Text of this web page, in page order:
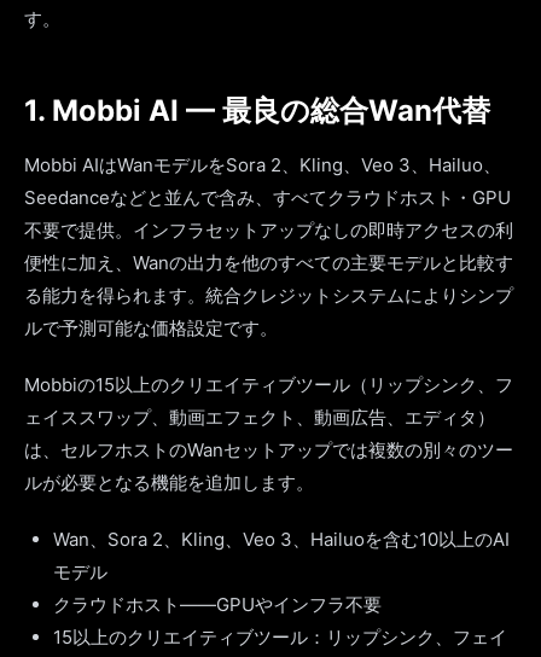
す。
1. Mobbi AI — 最良の総合Wan代替
Mobbi AIはWanモデルをSora 2、Kling、Veo 3、Hailuo、
Seedanceなどと並んで含み、すべてクラウドホスト・GPU
不要で提供。インフラセットアップなしの即時アクセスの利
便性に加え、Wanの出力を他のすべての主要モデルと比較す
る能力を得られます。統合クレジットシステムによりシンプ
ルで予測可能な価格設定です。
Mobbiの15以上のクリエイティブツール（リップシンク、フ
ェイススワップ、動画エフェクト、動画広告、エディタ）
は、セルフホストのWanセットアップでは複数の別々のツー
ルが必要となる機能を追加します。
Wan、Sora 2、Kling、Veo 3、Hailuoを含む10以上のAI
モデル
クラウドホスト——GPUやインフラ不要
15以上のクリエイティブツール：リップシンク、フェイ